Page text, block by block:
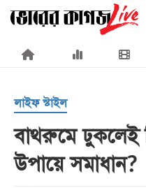
×
প্রচ্ছদ
লাইফ স্টাইল
বাথরুমে ঢুকলেই
উপায়ে সমাধান?